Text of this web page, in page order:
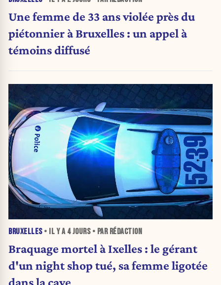
Une femme de 33 ans violée près du
piétonnier à Bruxelles : un appel à
témoins diffusé
BRUXELLES• IL Y A 4 JOURS• PAR RÉDACTION
Braquage mortel à Ixelles : le gérant
d'un night shop tué, sa femme ligotée
dans la cave